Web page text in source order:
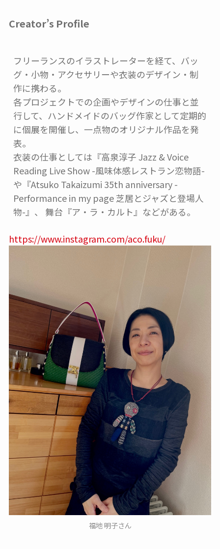
Creator’s Profile
フリーランスのイラストレーターを経て、バッ
グ・小物・アクセサリーや衣装のデザイン・制
作に携わる。
各プロジェクトでの企画やデザインの仕事と並
行して、ハンドメイドのバッグ作家として定期的
に個展を開催し、一点物のオリジナル作品を発
表。
衣装の仕事としては『高泉淳子 Jazz & Voice
Reading Live Show -風味体感レストラン恋物語-
や『Atsuko Takaizumi 35th anniversary -
Performance in my page 芝居とジャズと登場人
物-』、 舞台『ア・ラ・カルト』などがある。
https://www.instagram.com/aco.fuku/
福地 明子さん